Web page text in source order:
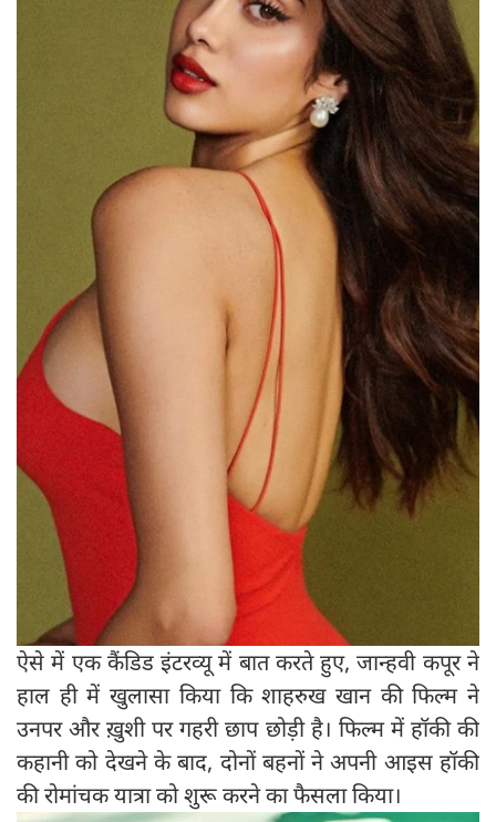
ऐसे में एक कैंडिड इंटरव्यू में बात करते हुए, जान्हवी कपूर ने
हाल ही में खुलासा किया कि शाहरुख खान की फिल्म ने
उनपर और ख़ुशी पर गहरी छाप छोड़ी है। फिल्म में हॉकी की
कहानी को देखने के बाद, दोनों बहनों ने अपनी आइस हॉकी
की रोमांचक यात्रा को शुरू करने का फैसला किया।